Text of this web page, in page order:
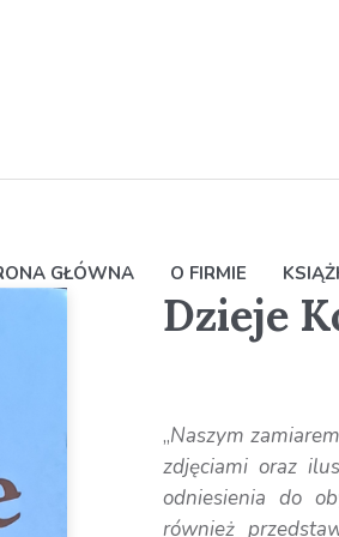
GŁÓWNA O FIRMIE
Dzieje
„Naszym
zdjęciami oraz
odniesienia do
również